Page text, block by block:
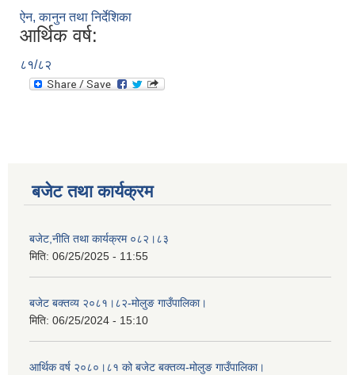
ऐन, कानुन तथा निर्देशिका
आर्थिक वर्ष:
८१/८२
बजेट तथा कार्यक्रम
बजेट,नीति तथा कार्यक्रम ०८२।८३
मिति: 06/25/2025 - 11:55
बजेट बक्तव्य २०८१।८२-मोलुङ गाउँपालिका।
मिति: 06/25/2024 - 15:10
आर्थिक वर्ष २०८०।८१ को बजेट बक्तव्य-मोलुङ गाउँपालिका।